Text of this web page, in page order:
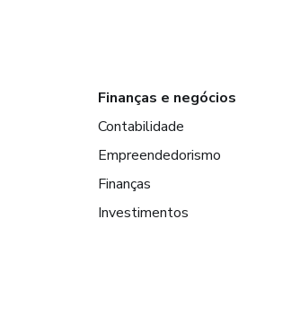
Finanças e negócios
Contabilidade
Empreendedorismo
Finanças
Investimentos